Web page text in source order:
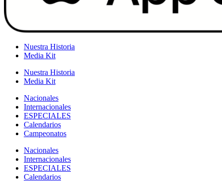
Nuestra Historia
Media Kit
Nuestra Historia
Media Kit
Nacionales
Internacionales
ESPECIALES
Calendarios
Campeonatos
Nacionales
Internacionales
ESPECIALES
Calendarios